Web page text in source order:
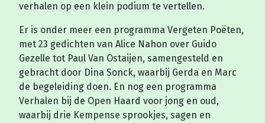
verhalen op een klein podium te vertellen.
Er is onder meer een programma Vergeten Poëten,
met 23 gedichten van Alice Nahon over Guido
Gezelle tot Paul Van Ostaijen, samengesteld en
gebracht door Dina Sonck, waarbij Gerda en Marc
de begeleiding doen. En nog een programma
Verhalen bij de Open Haard voor jong en oud,
waarbij drie Kempense sprookjes, sagen en